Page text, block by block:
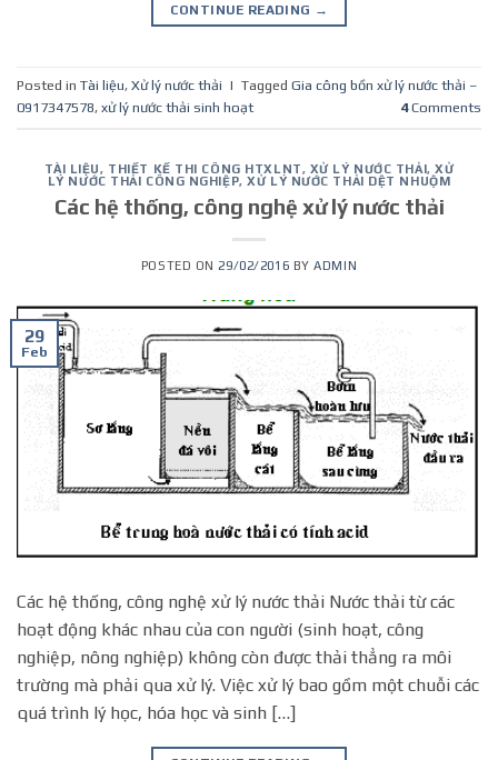
CONTINUE READING →
Posted in Tài liệu, Xử lý nước thải | Tagged Gia công bồn xử lý nước thải –
0917347578, xử lý nước thải sinh hoạt 4Comments
TÀI LIỆU, THIẾT KẾ THI CÔNG HTXLNT, XỬ LÝ NƯỚC THẢI,XỬ
LÝ NƯỚC THẢI CÔNG NGHIỆP,XỬ LÝ NƯỚC THẢI DỆT NHUỘM
Các hệ thống, công nghệ xử lý nước thải
POSTED ON 29/02/2016 BYADMIN
29
Feb
Các hệ thống, công nghệ xử lý nước thải Nước thải từ các
hoạt động khác nhau của con người (sinh hoạt, công
nghiệp, nông nghiệp) không còn được thải thẳng ra môi
trường mà phải qua xử lý. Việc xử lý bao gồm một chuỗi các
quá trình lý học, hóa học và sinh […]